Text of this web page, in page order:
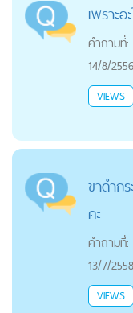
เพราะอ
คำถามที่:
14/8/
VIEWS
ขาดำก
คะ
คำถามที่:
13/7/
VIEWS